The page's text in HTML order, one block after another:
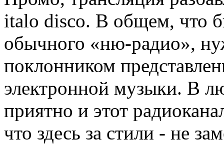
italo disco. В общем, что
обычного «ню-радио»,
поклонником
электронной музыки. В
приятно и этот
что здесь за стили - не